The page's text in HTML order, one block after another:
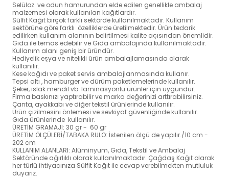
Selüloz ve odun hamurundan elde edilen genellikle ambalaj
malzemesi olarak kullanılan kağıtlardır.
Sülfit Kağıt birçok farklı sektörde kullanılmaktadır. Kullanım
sektörüne göre farklı özelliklerde üretilmektedir. Ürün tedarik
edilirken kullanım alanının belirtilmesi kalite açısından önemlidir.
Gıda ile temas edebilir ve Gıda ambalajında kullanılmaktadır.
Kullanım alanı geniş bir üründür.
Hediyelik eşya ve nitelikli ürün ambalajlamasında olarak
kullanılır.
Kese kağıdı ve paket servis ambalajlanmasında kullanır.
Tepsi altı , hamburger ve dürüm paketlemelerinde kullanılır.
Şeker, ıslak mendil vb. laminasyonlu ürünler için uygundur.
Firma baskınızı yaptırabilir ve marka değerinizi arttırabilirsiniz.
Çanta, ayakkabı ve diğer tekstil ürünlerinde kullanılır.
Ürün çizilmesini önlemesi ve sevkiyat güvenliğinde kullanılır.
Gıda ürünlerinde kullanılır.
ÜRETİM GRAMAJI: 30 gr - 60 gr
ÜRETİM ÖLÇÜLERİ/TABAKA RULO: İstenilen ölçü de yapılır./10 cm -
202 cm
KULLANIM ALANLARI: Alüminyum, Gıda, Tekstil ve Ambalaj
Sektöründe ağırlıklı olarak kullanılmaktadır. Çağdaş Kağıt olarak
her türlü ihtiyacınıza Sülfit Kağıt ile cevap verebilmekten mutluluk
duyarız.